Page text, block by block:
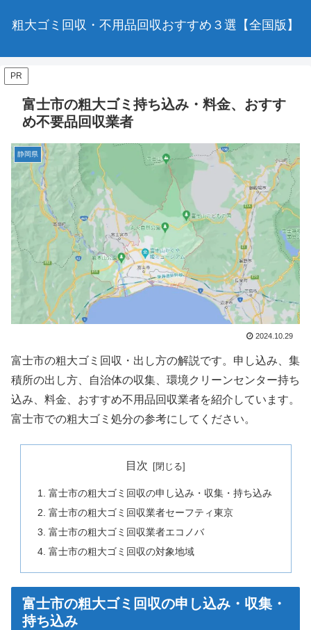
粗大ゴミ回収・不用品回収おすすめ３選【全国版】
PR
富士市の粗大ゴミ持ち込み・料金、おすす
め不要品回収業者
静岡県
2024.10.29
富士市の粗大ゴミ回収・出し方の解説です。申し込み、集
積所の出し方、自治体の収集、環境クリーンセンター持ち
込み、料金、おすすめ不用品回収業者を紹介しています。
富士市での粗大ゴミ処分の参考にしてください。
目次
富士市の粗大ゴミ回収の申し込み・収集・持ち込み
富士市の粗大ゴミ回収業者セーフティ東京
富士市の粗大ゴミ回収業者エコノバ
富士市の粗大ゴミ回収の対象地域
富士市の粗大ゴミ回収の申し込み・収集・
持ち込み